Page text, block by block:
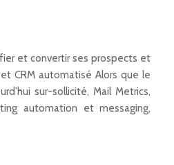
et convertir ses prospects et
CRM automatisé Alors que le
sur-sollicité, Mail Metrics,
automation et messaging,